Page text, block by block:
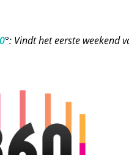
°: Vindt het eerste weekend